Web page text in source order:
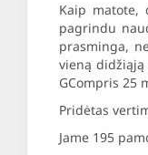
Kaip matote,
pagrindu
prasminga,
vieną
GCompris 25
Pridėtas
Jame 195